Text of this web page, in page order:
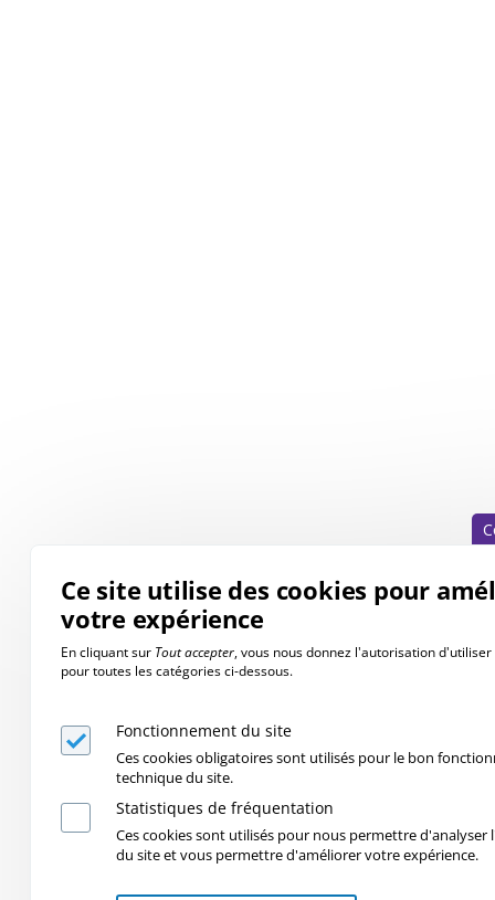
Ce site utilise des cookies pour
votre expérience
En cliquant sur Tout accepter, vous nous donnez l'autorisation d'utiliser
pour toutes les catégories ci-dessous.
Fonctionnement du site
Ces cookies obligatoires sont utilisés pour le bon
technique du site.
Statistiques de fréquentation
Ces cookies sont utilisés pour nous permettre d'analyser
du site et vous permettre d'améliorer votre expérience.